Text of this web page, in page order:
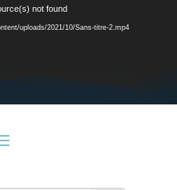
not found
uploads/2021/10/Sans-titre-2.mp4